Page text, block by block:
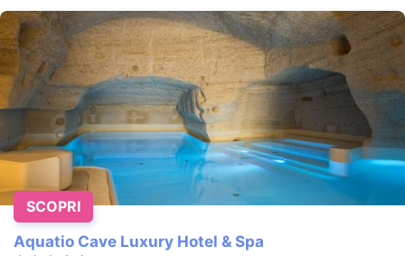
Aquatio Cave Luxury Hotel & Spa
SCOPRI